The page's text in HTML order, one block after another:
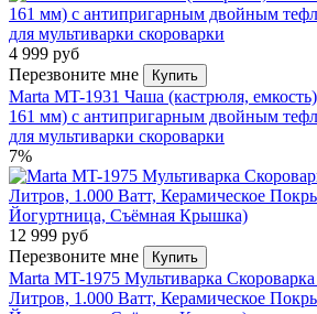
4 999 руб
Перезвоните мне
Купить
Marta MT-1931 Чаша (кастрюля,
161 мм) с антипригарным двойным
для мультиварки скороварки
7%
12 999 руб
Перезвоните мне
Купить
Marta MT-1975 Мультиварка
Литров, 1.000 Ватт, Керамическое